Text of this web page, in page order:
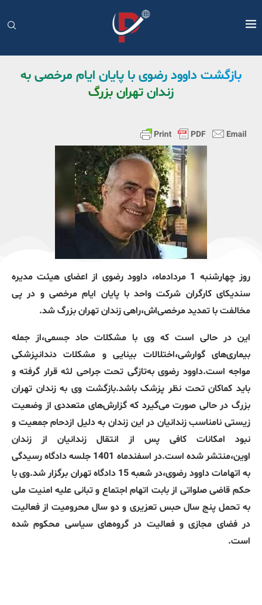
بازگشت داوود رضوی با پایان ایام مرخصی به
زندان تهران بزرگ
روز چهارشنبه 1 مردادماه، داوود رضوی از اعضای هیئت مدیره
سندیکای کارگران شرکت واحد با پایان ایام مرخصی و در پی
مخالفت با تمدید مرخصی‌اش،راهی زندان تهران بزرگ شد.
این در حالی است که وی با مشکلات حاد جسمی،از جمله
بیماری‌های گوارشی،اختلالات بینایی و مشکلات دندانپزشکی
مواجه است.داوود رضوی به‌تازگی تحت جراحی لثه قرار گرفته و
باید کماکان تحت نظر پزشک باشد.بازگشت وی به زندان تهران
بزرگ در حالی صورت می‌گیرد که گزارش‌های متعددی از وضعیت
زیستی نامناسب زندانیان در این زندان به دلیل ازدحام جمعیت و
نبود امکانات کافی پس از انتقال زندانیان از زندان
اوین،منتشر شده است.در اسفندماه 1401 جلسه دادگاه رسیدگی
به اتهامات داوود رضوی،در شعبه 15 دادگاه تهران برگزار شد.وی با
حکم قاضی صلواتی از بابت اتهام اجتماع و تبانی علیه امنیت ملی
به تحمل پنج سال حبس تعزیری و دو سال محرومیت از فعالیت
در فضای مجازی و فعالیت در گروه‌های سیاسی محکوم شده
است.